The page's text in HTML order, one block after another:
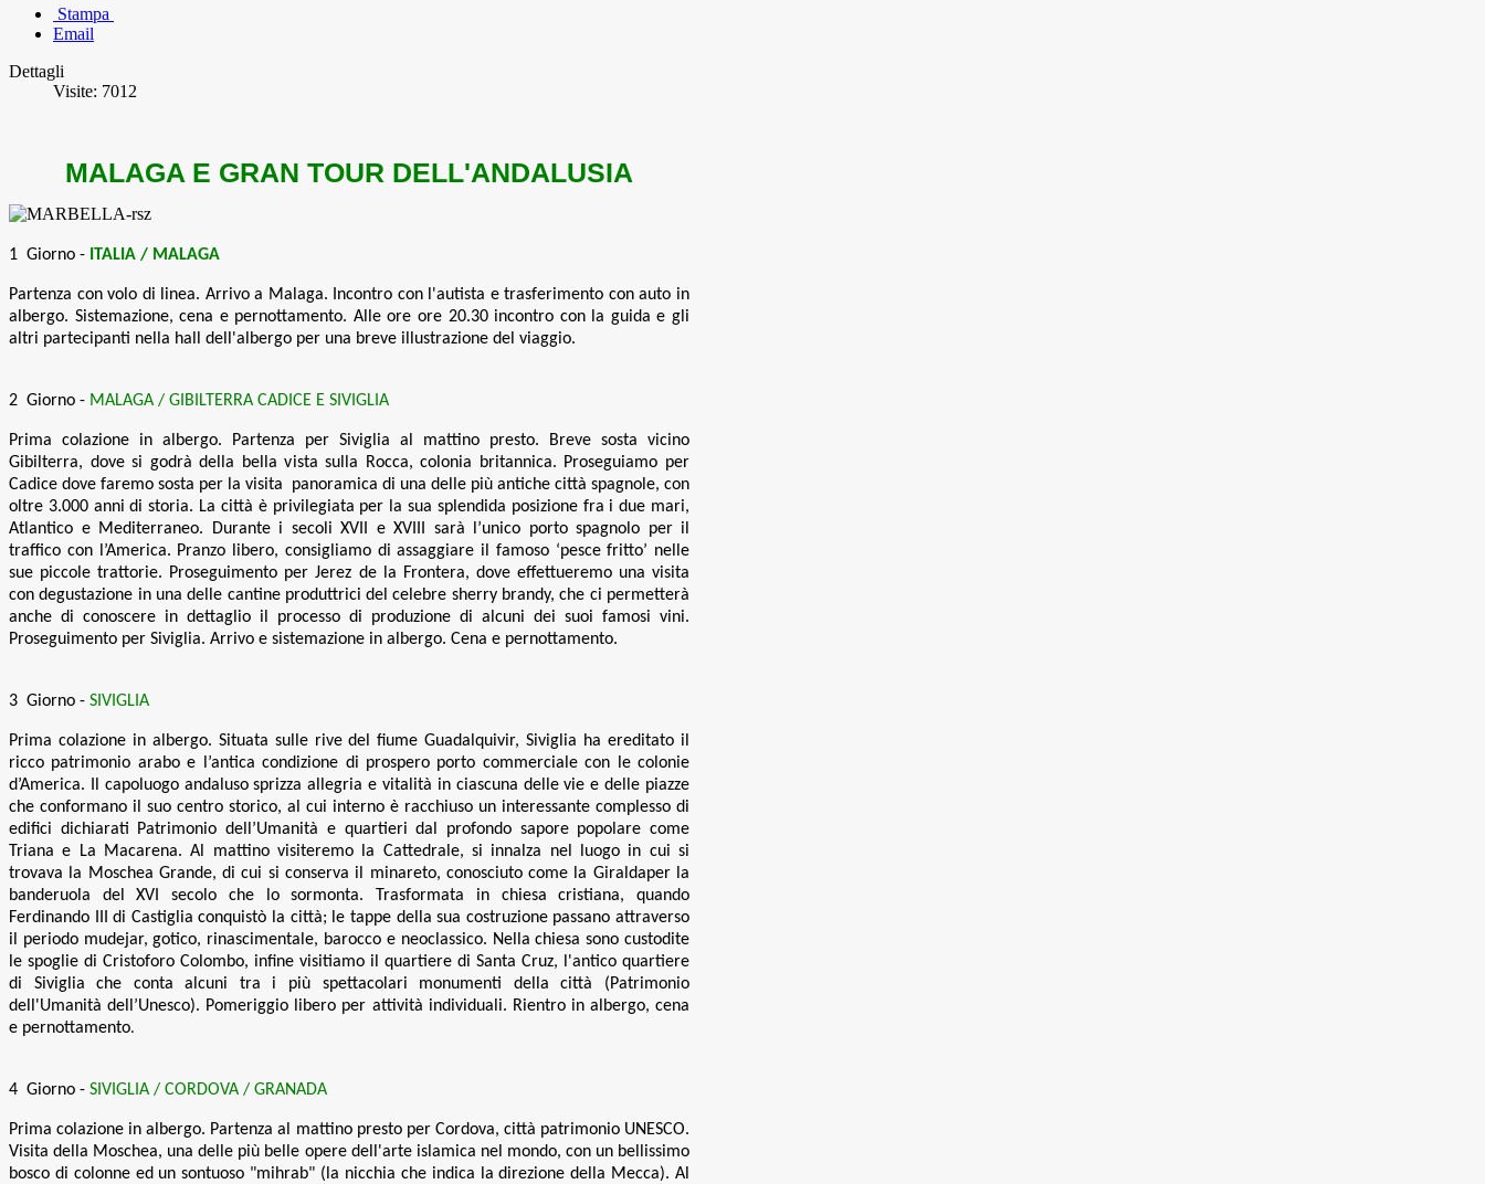
Stampa
Email
Dettagli
Visite: 7012
MALAGA E GRAN TOUR DELL'ANDALUSIA
1 Giorno - ITALIA / MALAGA
Partenza con volo di linea. Arrivo a Malaga. Incontro con l'autista e trasferimento con auto in
albergo. Sistemazione, cena e pernottamento. Alle ore ore 20.30 incontro con la guida e gli
altri partecipanti nella hall dell'albergo per una breve illustrazione del viaggio.
2 Giorno - MALAGA / GIBILTERRA CADICE E SIVIGLIA
Prima colazione in albergo. Partenza per Siviglia al mattino presto. Breve sosta vicino
Gibilterra, dove si godrà della bella vista sulla Rocca, colonia britannica. Proseguiamo per
Cadice dove faremo sosta per la visita panoramica di una delle più antiche città spagnole, con
oltre 3.000 anni di storia. La città è privilegiata per la sua splendida posizione fra i due mari,
Atlantico e Mediterraneo. Durante i secoli XVII e XVIII sarà l’unico porto spagnolo per il
traffico con l’America. Pranzo libero, consigliamo di assaggiare il famoso ‘pesce fritto’ nelle
sue piccole trattorie. Proseguimento per Jerez de la Frontera, dove effettueremo una visita
con degustazione in una delle cantine produttrici del celebre sherry brandy, che ci permetterà
anche di conoscere in dettaglio il processo di produzione di alcuni dei suoi famosi vini.
Proseguimento per Siviglia. Arrivo e sistemazione in albergo. Cena e pernottamento.
3 Giorno - SIVIGLIA
Prima colazione in albergo. Situata sulle rive del fiume Guadalquivir, Siviglia ha ereditato il
ricco patrimonio arabo e l’antica condizione di prospero porto commerciale con le colonie
d’America. Il capoluogo andaluso sprizza allegria e vitalità in ciascuna delle vie e delle piazze
che conformano il suo centro storico, al cui interno è racchiuso un interessante complesso di
edifici dichiarati Patrimonio dell’Umanità e quartieri dal profondo sapore popolare come
Triana e La Macarena. Al mattino visiteremo la Cattedrale, si innalza nel luogo in cui si
trovava la Moschea Grande, di cui si conserva il minareto, conosciuto come la Giraldaper la
banderuola del XVI secolo che lo sormonta. Trasformata in chiesa cristiana, quando
Ferdinando III di Castiglia conquistò la città; le tappe della sua costruzione passano attraverso
il periodo mudejar, gotico, rinascimentale, barocco e neoclassico. Nella chiesa sono custodite
le spoglie di Cristoforo Colombo, infine visitiamo il quartiere di Santa Cruz, l'antico quartiere
di Siviglia che conta alcuni tra i più spettacolari monumenti della città (Patrimonio
dell'Umanità dell’Unesco). Pomeriggio libero per attività individuali. Rientro in albergo, cena
e pernottamento.
4 Giorno - SIVIGLIA / CORDOVA / GRANADA
Prima colazione in albergo. Partenza al mattino presto per Cordova, città patrimonio UNESCO.
Visita della Moschea, una delle più belle opere dell'arte islamica nel mondo, con un bellissimo
bosco di colonne ed un sontuoso "mihrab" (la nicchia che indica la direzione della Mecca). Al